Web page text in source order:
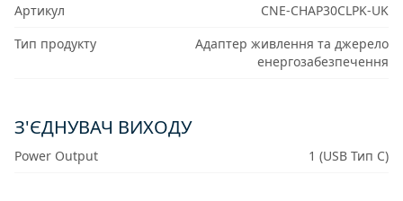
Артикул
CNE-CHAP30CLPK-UK
Тип продукту
Адаптер живлення та джерело
енергозабезпечення
З'ЄДНУВАЧ ВИХОДУ
Power Output 1 (USB Тип C)